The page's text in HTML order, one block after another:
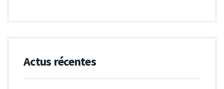
Actus récentes